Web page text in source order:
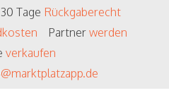
30 Tage Rückgaberecht
Partner werden
verkaufen